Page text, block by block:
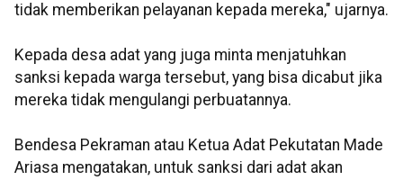
tidak memberikan pelayanan kepada mereka," ujarnya.
Kepada desa adat yang juga minta menjatuhkan
sanksi kepada warga tersebut, yang bisa dicabut jika
mereka tidak mengulangi perbuatannya.
Bendesa Pekraman atau Ketua Adat Pekutatan Made
Ariasa mengatakan, untuk sanksi dari adat akan